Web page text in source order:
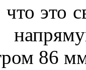
это
86